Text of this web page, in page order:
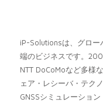
iP-Solutionsは、グロー
端のビジネスです。
NTT DoCoMoなど多様
ェア・レシーバ・テク